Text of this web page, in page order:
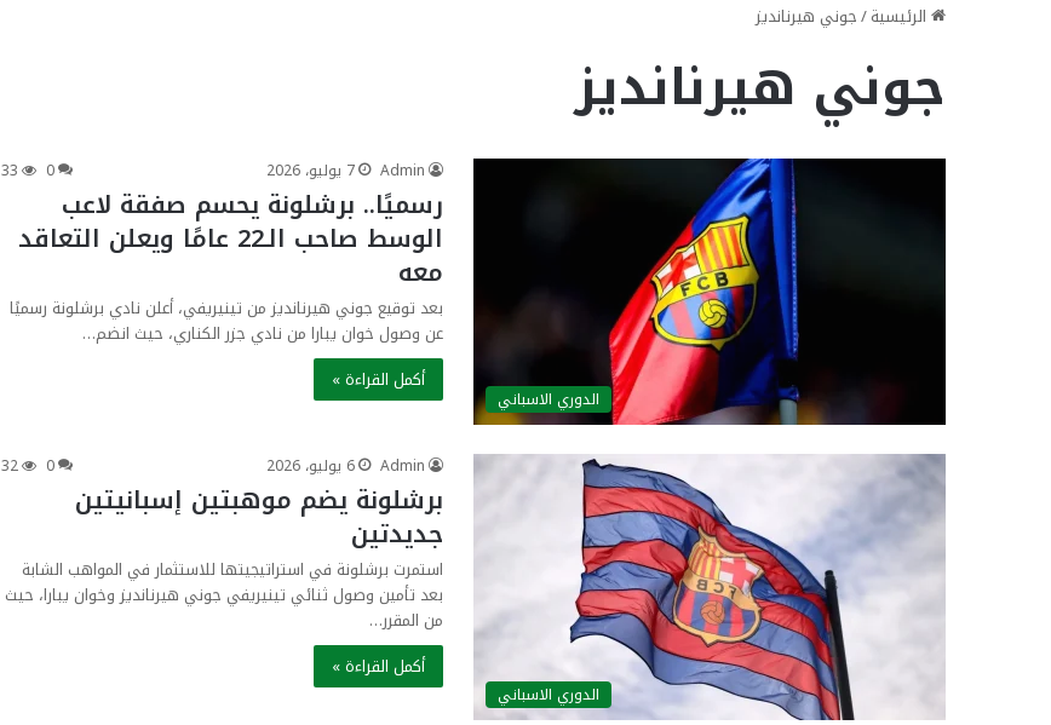
الرئيسية/جوني هيرنانديز
جوني هيرنانديز
الدوري الاسباني
Admin 7 يوليو، 2026 0
33
رسميًا.. برشلونة يحسم صفقة لاعب
الوسط صاحب الـ22 عامًا ويعلن التعاقد
معه
بعد توقيع جوني هيرنانديز من تينيريفي، أعلن نادي برشلونة رسميًا
عن وصول خوان يبارا من نادي جزر الكناري، حيث انضم…
أكمل القراءة »
الدوري الاسباني
Admin 6 يوليو، 2026 0
32
برشلونة يضم موهبتين إسبانيتين
جديدتين
استمرت برشلونة في استراتيجيتها للاستثمار في المواهب الشابة
بعد تأمين وصول ثنائي تينيريفي جوني هيرنانديز وخوان يبارا، حيث
من المقرر…
أكمل القراءة »